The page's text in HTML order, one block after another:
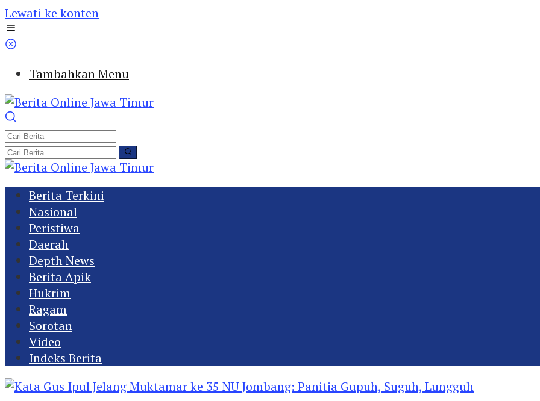
Lewati ke konten
Tambahkan Menu
Berita Terkini
Nasional
Peristiwa
Daerah
Depth News
Berita Apik
Hukrim
Ragam
Sorotan
Video
Indeks Berita